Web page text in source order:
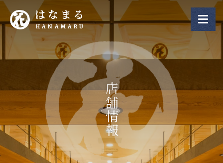
はなまる
HANAMARU
店舗情報